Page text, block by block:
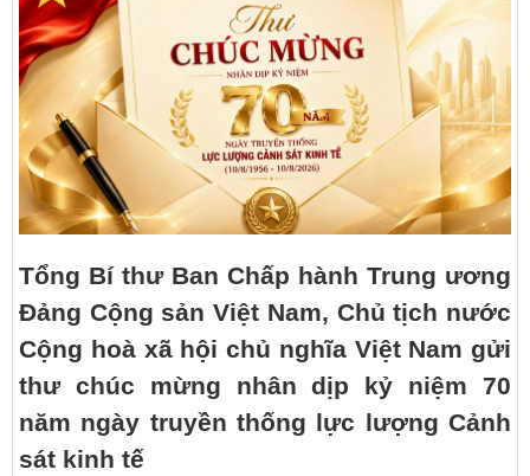
Tổng Bí thư Ban Chấp hành Trung ương
Đảng Cộng sản Việt Nam, Chủ tịch nước
Cộng hoà xã hội chủ nghĩa Việt Nam gửi
thư chúc mừng nhân dịp kỷ niệm 70
năm ngày truyền thống lực lượng Cảnh
sát kinh tế